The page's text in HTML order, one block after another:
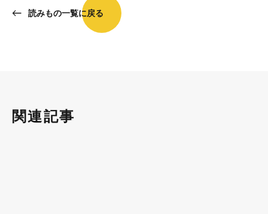
読みもの一覧に戻る
関連記事